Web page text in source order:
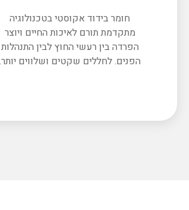
חומר בידוד אקוסטי בטכנולוגיה
מתקדמת תורם לאיכות החיים ויוצר
הפרדה בין רעשי החוץ לבין התנהלות
הפנים. לחללים שקטים ושלווים יותר.